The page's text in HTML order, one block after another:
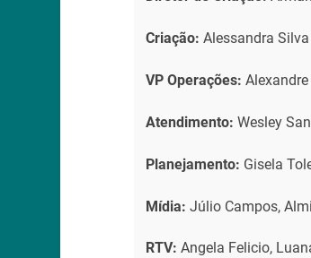
Criação: Alessandra
VP Operações:
Atendimento: Wesley
Planejamento: Gisela
Mídia: Júlio Campos,
RTV: Angela Felicio,